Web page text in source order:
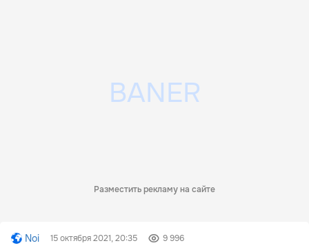
Разместить рекламу на сайте
Noi 15 октября 2021, 20:35 9 996